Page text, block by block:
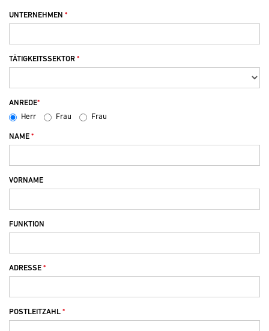
UNTERNEHMEN
TÄTIGKEITSSEKTOR
ANREDE
Herr
Frau Frau
NAME
VORNAME
FUNKTION
ADRESSE
POSTLEITZAHL